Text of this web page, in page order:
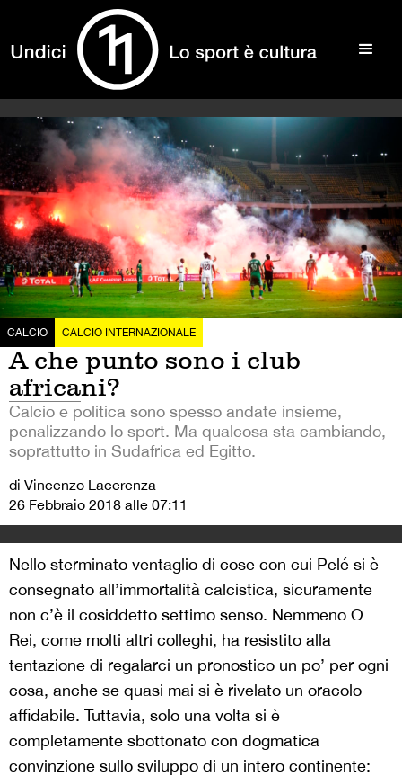
CALCIO CALCIO INTERNAZIONALE
A che punto sono i club
africani?
Calcio e politica sono spesso andate insieme,
penalizzando lo sport. Ma qualcosa sta cambiando,
soprattutto in Sudafrica ed Egitto.
di Vincenzo Lacerenza
26 Febbraio 2018 alle 07:11
Nello sterminato ventaglio di cose con cui Pelé si è
consegnato all’immortalità calcistica, sicuramente
non c’è il cosiddetto settimo senso. Nemmeno O
Rei, come molti altri colleghi, ha resistito alla
tentazione di regalarci un pronostico un po’ per ogni
cosa, anche se quasi mai si è rivelato un oracolo
affidabile. Tuttavia, solo una volta si è
completamente sbottonato con dogmatica
convinzione sullo sviluppo di un intero continente: